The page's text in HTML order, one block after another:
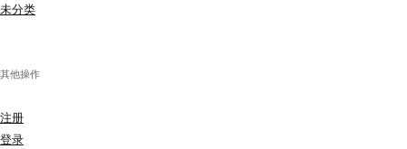
未分类
其他操作
注册
登录